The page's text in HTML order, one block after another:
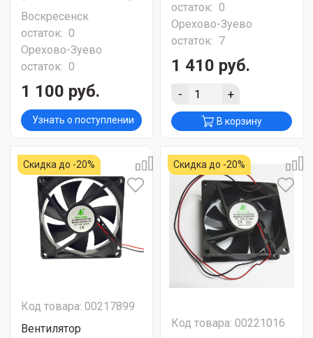
Воскресенск
остаток: 0
Орехово-Зуево
остаток: 0
1 100 руб.
Узнать о поступлении
остаток: 0
Орехово-Зуево
остаток: 7
1 410 руб.
- +
В корзину
Скидка до -20%
Код товара: 00217899
Вентилятор
Скидка до -20%
Код товара: 00221016